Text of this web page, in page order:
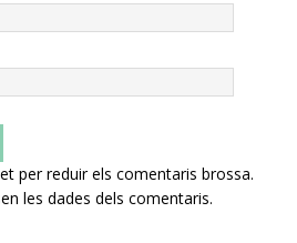
per reduir els comentaris brossa.
les dades dels comentaris.